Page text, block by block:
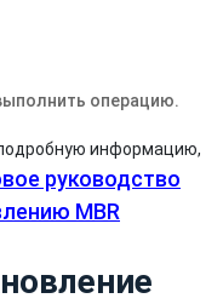
операцию.
информацию,
руководство
MBR